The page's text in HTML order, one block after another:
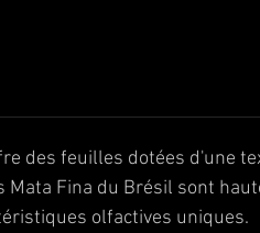
des feuilles dotées d'une
Fina du Brésil sont
olfactives uniques.